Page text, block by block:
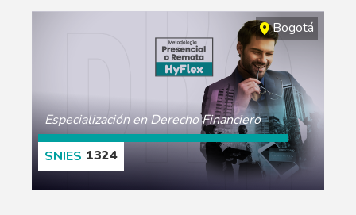
CONOCE MÁS
Bogotá
Especialización en Derecho Financiero
1324